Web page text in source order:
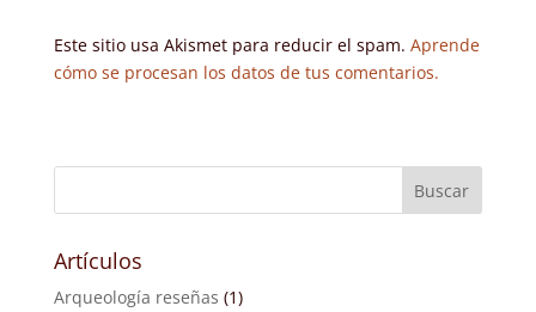
Este sitio usa Akismet para reducir el spam. Aprende
cómo se procesan los datos de tus comentarios.
Artículos
Arqueología reseñas (1)